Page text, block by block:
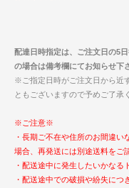
配達日時指定は、ご注文日の5
の場合は備考欄にてお知らせ下
※ご指定日時がご注文日から近
ともございますので予めご了承
※ご注意※
・長期ご不在や住所のお間違
場合、再発送には別途送料をご
・配送途中に発生したいかなる
・配送途中での破損や紛失につ